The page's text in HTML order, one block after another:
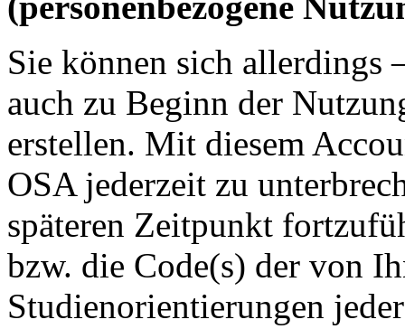
Sie können sich allerdings
auch zu Beginn der
erstellen. Mit diesem
OSA jederzeit zu
späteren Zeitpunkt
bzw. die Code(s) der von
Studienorientierungen